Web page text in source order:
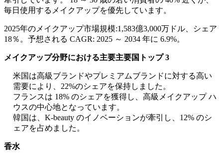
毎日使用するメイクアップを優先しています。
2025年のメイクアップ市場規模:1,583億3,000万ドル、シェア
18％。予想される CAGR: 2025 ～ 2034 年に 6.9%。
メイクアップ分野における主要主要国トップ 3
米国は高級ブランドやプレミアムブランドに対する高い
需要により、22%のシェアを保持しました。
フランスは 18% のシェアを獲得し、高級メイクアップ ハ
ウスの中心地となっています。
韓国は、K-beauty のイノベーションが牽引し、12% のシ
ェアを占めました。
香水